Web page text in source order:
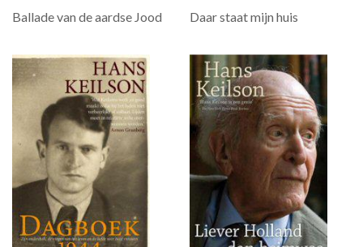
Ballade van de aardse Jood Daar staat mijn huis